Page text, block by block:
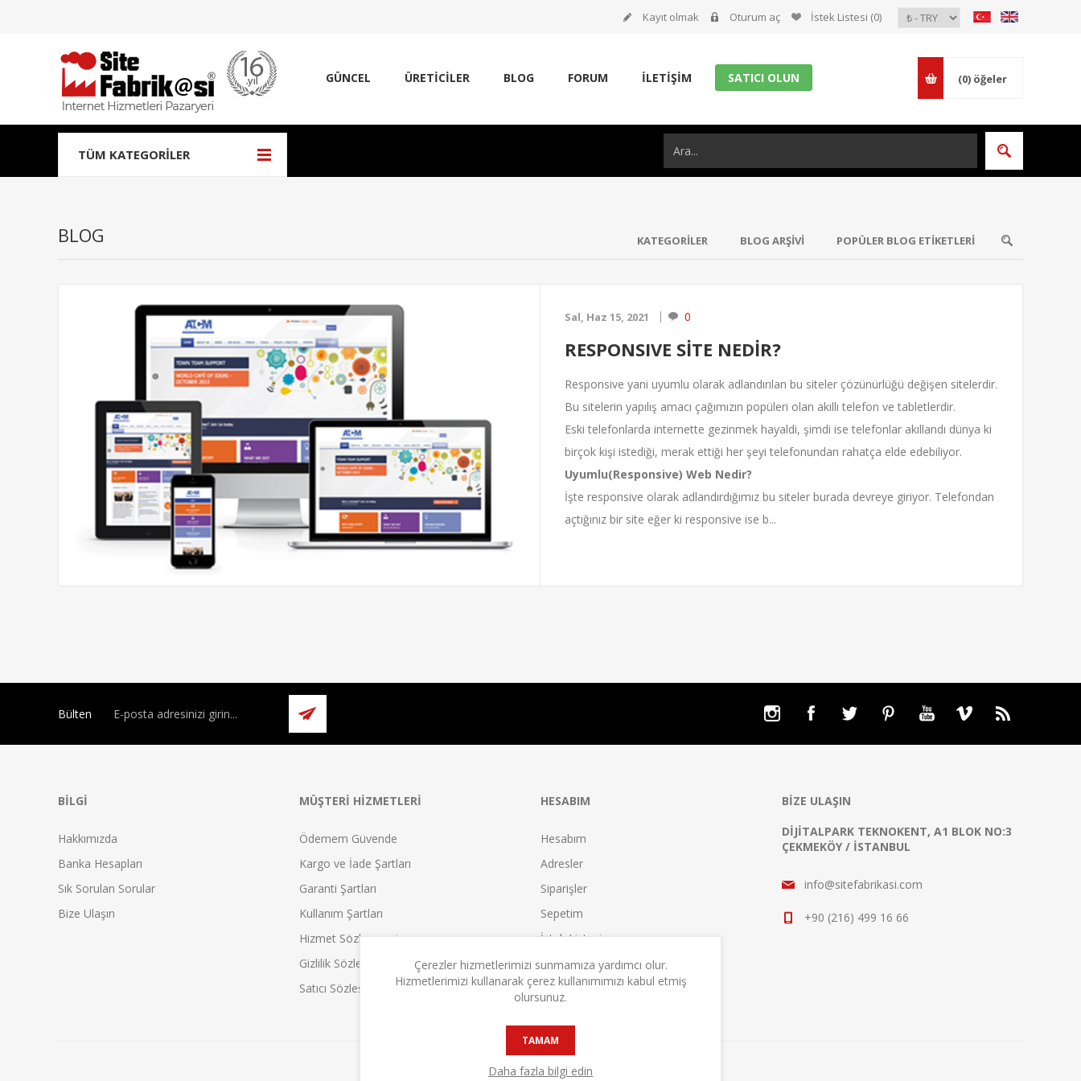
Kayıt olmak Oturum aç İstek Listesi (0)
GÜNCEL ÜRETİCİLER BLOG FORUM İLETIŞIM SATICI OLUN (0) öğeler
TÜM KATEGORILER
BLOG
Sal, Haz 15, 2021 0
RESPONSIVE SİTE NEDİR?
Responsive yani uyumlu olarak adlandırılan bu siteler çözünürlüğü değişen sitelerdir.
Bu sitelerin yapılış amacı çağımızın popüleri olan akıllı telefon ve tabletlerdir.
Eski telefonlarda internette gezinmek hayaldi, şimdi ise telefonlar akıllandı dünya ki
birçok kişi istediği, merak ettiği her şeyi telefonundan rahatça elde edebiliyor.
Uyumlu(Responsive) Web Nedir?
İşte responsive olarak adlandırdığımız bu siteler burada devreye giriyor. Telefondan
açtığınız bir site eğer ki responsive ise b...
KATEGORILER BLOG ARŞIVI POPÜLER BLOG ETIKETLERI
Bülten
BILGI
Hakkımızda
Banka Hesapları
Sık Sorulan Sorular
Bize Ulaşın
MÜŞTERI HIZMETLERI
Ödemem Güvende
Kargo ve İade Şartları
Garanti Şartları
Kullanım Şartları
Hizmet Sözleşmesi
Gizlilik Sözleşmesi
Satıcı Sözleşmesi
HESABIM
Hesabım
Adresler
Siparişler
Sepetim
İstek Listesi
Karşılaştır
Satıcı Olun!
BIZE ULAŞIN
DIJITALPARK TEKNOKENT, A1 BLOK NO:3
ÇEKMEKÖY / İSTANBUL
info@sitefabrikasi.com
+90 (216) 499 16 66
Çerezler hizmetlerimizi sunmamıza yardımcı olur.
Hizmetlerimizi kullanarak çerez kullanımımızı kabul etmiş
olursunuz.
TAMAM
Daha fazla bilgi edin